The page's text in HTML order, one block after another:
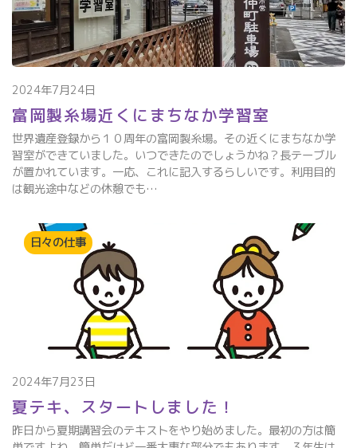
2024年7月24日
富岡製糸場近くにまちなか学習室
世界遺産登録から１０周年の富岡製糸場。その近くにまちなか学
習室ができていました。いつできたのでしょうかね？長テーブル
が置かれています。一応、これに記入するらしいです。利用目的
は観光途中などの休憩でも…
日々の仕事
2024年7月23日
夏テキ、スタートしました！
昨日から夏期講習会のテキストをやり始めました。最初の方は簡